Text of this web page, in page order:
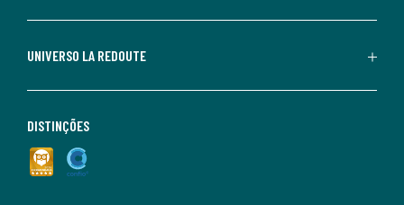
UNIVERSO LA REDOUTE
DISTINÇÕES